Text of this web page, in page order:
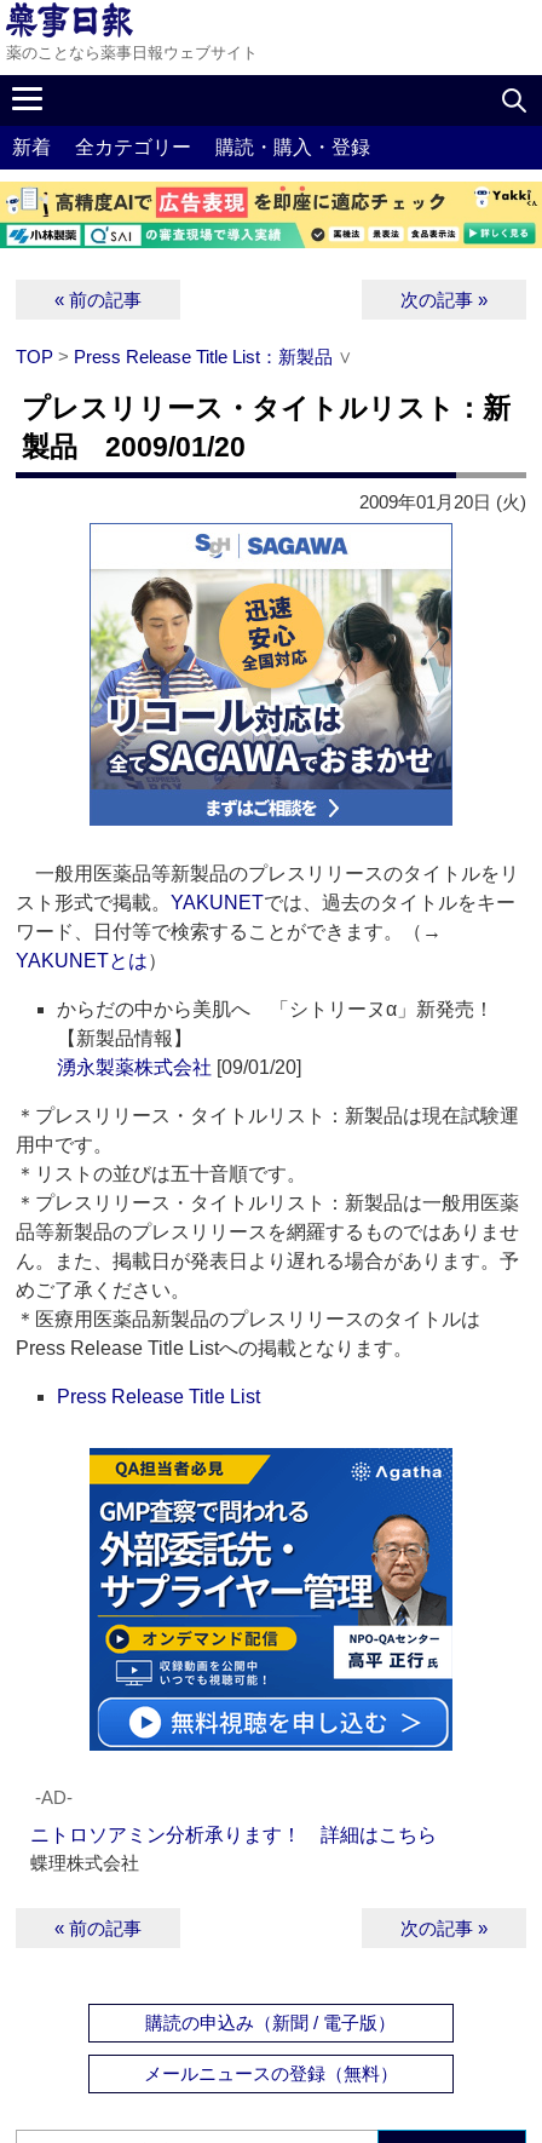
薬のことなら薬事日報ウェブサイト
新着 全カテゴリー 購読・購入・登録
« 前の記事 次の記事 »
TOP > Press Release Title List：新製品 ∨
プレスリリース・タイトルリスト：新
製品 2009/01/20
2009年01月20日 (火)
一般用医薬品等新製品のプレスリリースのタイトルをリ
スト形式で掲載。YAKUNETでは、過去のタイトルをキー
ワード、日付等で検索することができます。（→
YAKUNETとは）
からだの中から美肌へ 「シトリーヌα」新発売！
【新製品情報】
湧永製薬株式会社 [09/01/20]
＊プレスリリース・タイトルリスト：新製品は現在試験運
用中です。
＊リストの並びは五十音順です。
＊プレスリリース・タイトルリスト：新製品は一般用医薬
品等新製品のプレスリリースを網羅するものではありませ
ん。また、掲載日が発表日より遅れる場合があります。予
めご了承ください。
＊医療用医薬品新製品のプレスリリースのタイトルは
Press Release Title Listへの掲載となります。
Press Release Title List
‐AD‐
ニトロソアミン分析承ります！ 詳細はこちら
蝶理株式会社
« 前の記事 次の記事 »
購読の申込み（新聞 / 電子版）
メールニュースの登録（無料）